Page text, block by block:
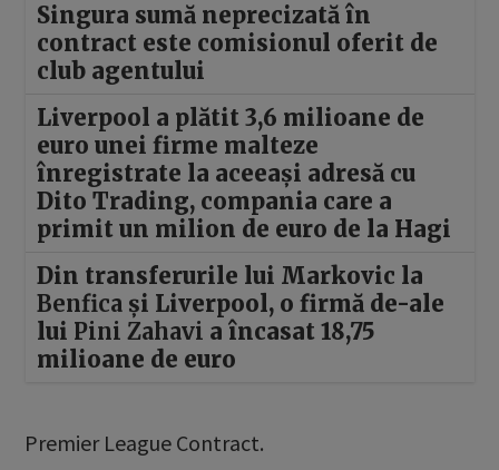
Singura sumă neprecizată în
contract este comisionul oferit de
club agentului
Liverpool a plătit 3,6 milioane de
euro unei firme malteze
înregistrate la aceeași adresă cu
Dito Trading, compania care a
primit un milion de euro de la Hagi
Din transferurile lui Markovic la
Benficași Liverpool, o firmă de-ale
lui Pini Zahavi a încasat 18,75
milioane de euro
Premier League Contract.